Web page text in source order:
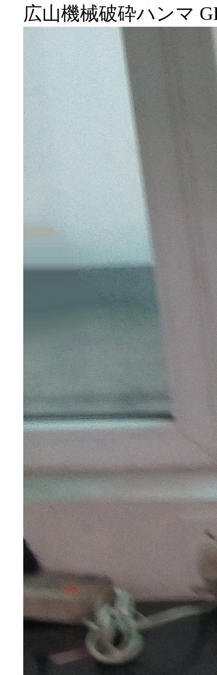
広山機械破砕ハンマ